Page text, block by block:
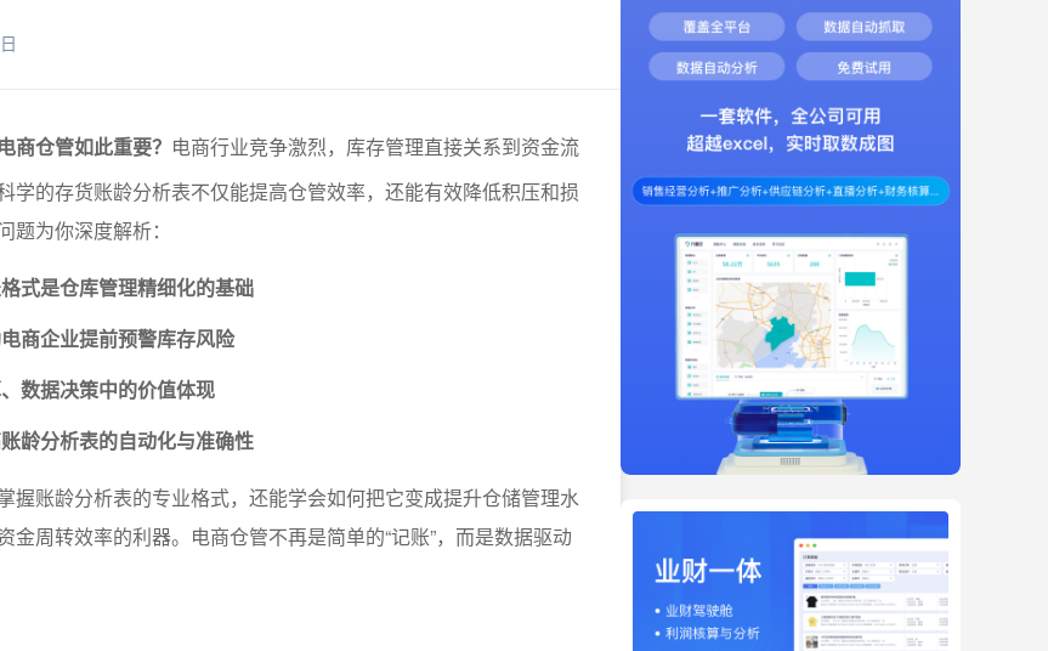
商仓管如此重要？ 电商行业竞争激烈，库存管理直接关系到资金流
学的存货账龄分析表不仅能提高仓管效率，还能有效降低积压和损
为你深度解析：
式是仓库管理精细化的基础
商企业提前预警库存风险
数据决策中的价值体现
龄分析表的自动化与准确性
握账龄分析表的专业格式，还能学会如何把它变成提升仓储管理水
金周转效率的利器。电商仓管不再是简单的“记账”，而是数据驱动